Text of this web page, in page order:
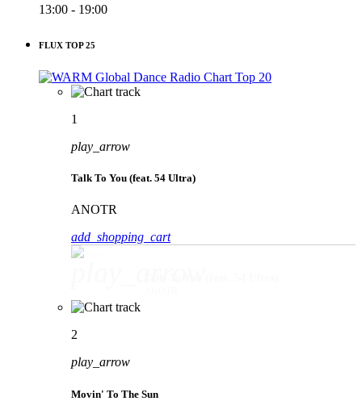
13:00 - 19:00
FLUX TOP 25
1
play_arrow
Talk To You (feat. 54 Ultra)
ANOTR
add_shopping_cart
2
play_arrow
Movin' To The Sun